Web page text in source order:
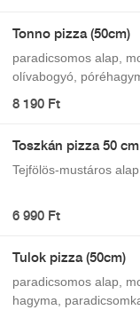
Tonno pizza (50cm)
paradicsomos alap,
olívabogyó,
8 190 Ft
Toszkán pizza 50 cm
Tejfölös-mustáros
6 990 Ft
Tulok pizza (50cm)
paradicsomos alap,
hagyma,